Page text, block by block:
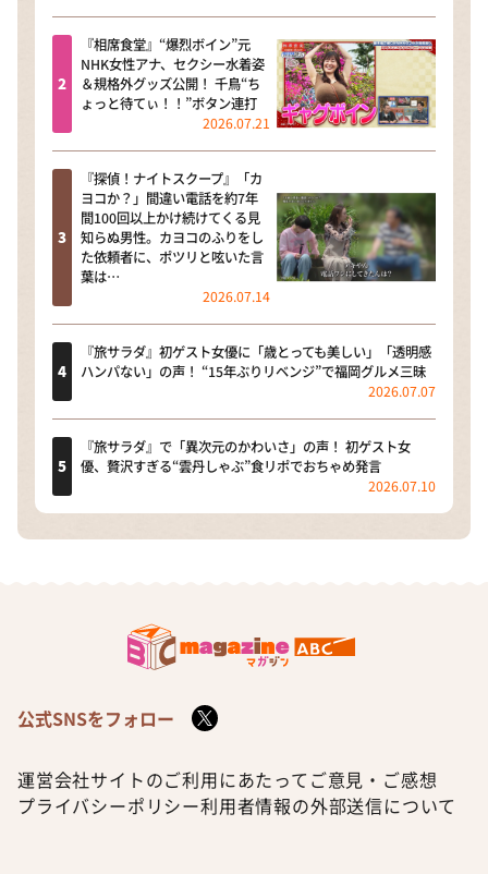
『相席食堂』“爆烈ボイン”元
NHK女性アナ、セクシー水着姿
＆規格外グッズ公開！ 千鳥“ち
ょっと待てぃ！！”ボタン連打
2026.07.21
『探偵！ナイトスクープ』「カ
ヨコか？」間違い電話を約7年
間100回以上かけ続けてくる見
知らぬ男性。カヨコのふりをし
た依頼者に、ポツリと呟いた言
葉は…
2026.07.14
『旅サラダ』初ゲスト女優に「歳とっても美しい」「透明感
ハンパない」の声！ “15年ぶりリベンジ”で福岡グルメ三昧
2026.07.07
『旅サラダ』で「異次元のかわいさ」の声！ 初ゲスト女
優、贅沢すぎる“雲丹しゃぶ”食リポでおちゃめ発言
2026.07.10
公式SNSをフォロー
運営会社サイトのご利用にあたって ご意見・ご感想
プライバシーポリシー利用者情報の外部送信について